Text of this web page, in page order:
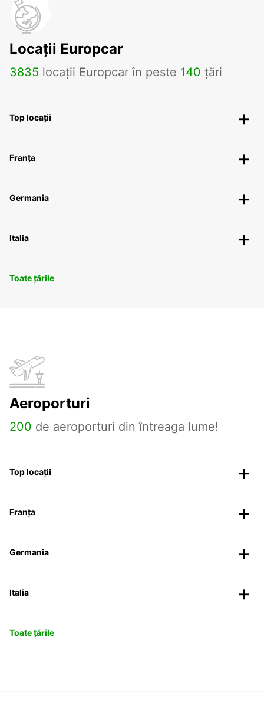
Locații Europcar
3835 locații Europcar în peste 140 țări
Top locații
Franța
Germania
Italia
Toate țările
Aeroporturi
200 de aeroporturi din întreaga lume!
Top locații
Franța
Germania
Italia
Toate țările